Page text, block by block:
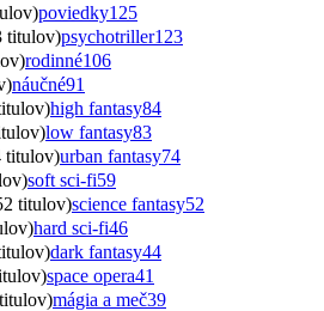
poviedky125
titulov)psychotriller123
rodinné106
náučné91
high fantasy84
low fantasy83
titulov)urban fantasy74
soft sci-fi59
titulov)science fantasy52
hard sci-fi46
dark fantasy44
space opera41
mágia a meč39